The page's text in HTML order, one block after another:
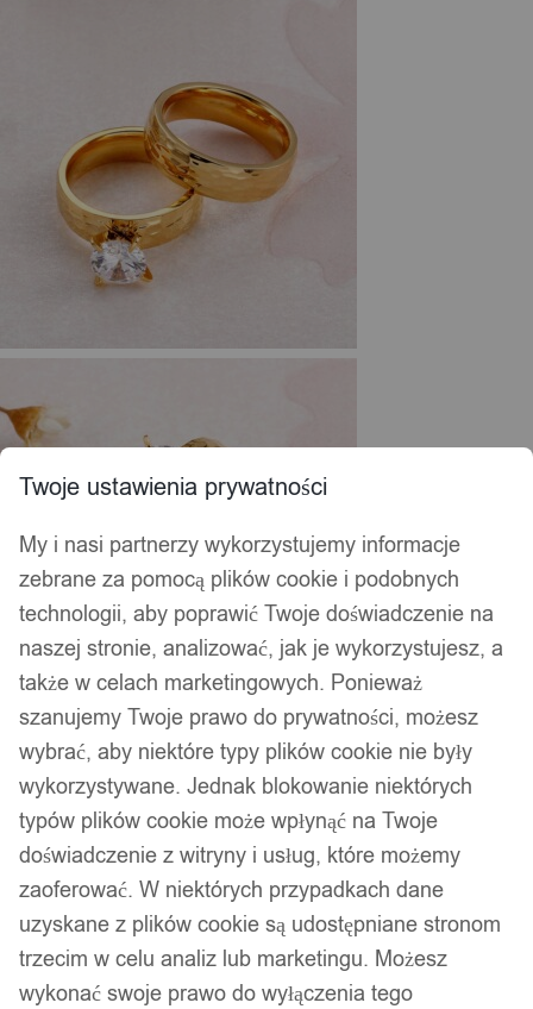
Twoje ustawienia prywatności
My i nasi partnerzy wykorzystujemy informacje
zebrane za pomocą plików cookie i podobnych
technologii, aby poprawić Twoje doświadczenie na
naszej stronie, analizować, jak je wykorzystujesz, a
także w celach marketingowych. Ponieważ
szanujemy Twoje prawo do prywatności, możesz
wybrać, aby niektóre typy plików cookie nie były
wykorzystywane. Jednak blokowanie niektórych
typów plików cookie może wpłynąć na Twoje
doświadczenie z witryny i usług, które możemy
zaoferować. W niektórych przypadkach dane
uzyskane z plików cookie są udostępniane stronom
trzecim w celu analiz lub marketingu. Możesz
wykonać swoje prawo do wyłączenia tego